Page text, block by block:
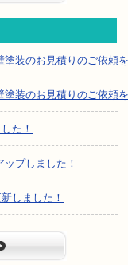
装のお見積りのご依頼
装のお見積りのご依頼
た！
プしました！
しました！